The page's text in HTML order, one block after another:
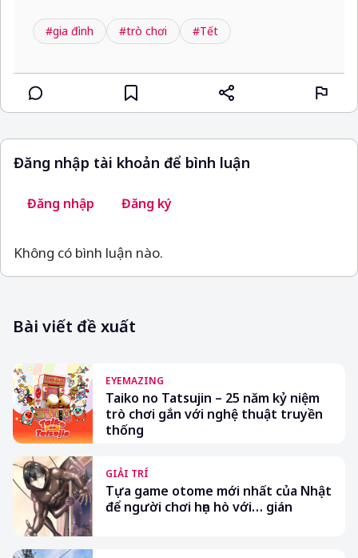
#gia đình #trò chơi #Tết
Đăng nhập tài khoản để bình luận
Đăng nhập Đăng ký
Không có bình luận nào.
Bài viết đề xuất
EYEMAZING
Taiko no Tatsujin – 25 năm kỷ niệm
trò chơi gắn với nghệ thuật truyền
thống
GIẢI TRÍ
Tựa game otome mới nhất của Nhật
để người chơi hẹn hò với… gián